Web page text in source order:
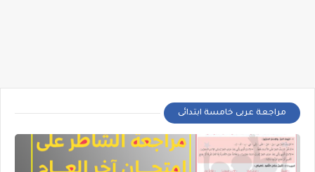
مراجعة عربى خامسة ابتدائى